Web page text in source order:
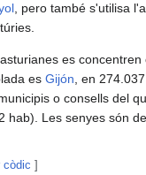
, pero també s'utilisa
es
es Gijón, en
o consells del
hab). Les senyes són
còdic ]